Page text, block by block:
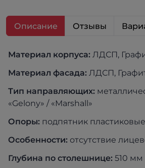
Описание Отзывы
Материал корпуса: ЛДСП,
Материал фасада: ЛДСП,
Тип направляющих:
«Gelony» / «Marshall»
Опоры: подпятник
Особенности: отсутствие
Глубина по столешнице: 510 мм